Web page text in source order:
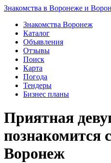
Знакомства в Воронеже и
Знакомства Воронеж
Каталог
Объявления
Отзывы
Поиск
Карта
Погода
Тендеры
Бизнес планы
Приятная
познакомится
Воронеж